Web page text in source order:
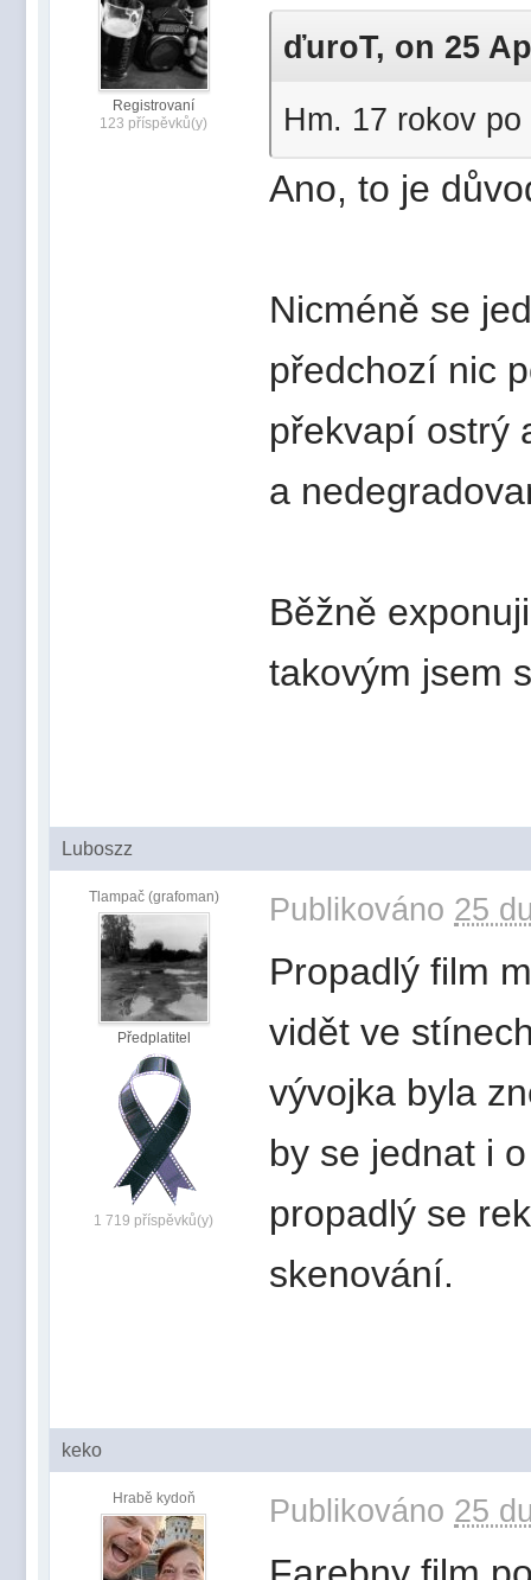
Registrovaní
123 příspěvků(y)
ďuroT, on 25
Hm. 17 rokov
Ano, to je
Nicméně se
předchozí nic
překvapí ostrý
a
Běžně
takovým jsem
Luboszz
Tlampač (grafoman)
Předplatitel
1 719 příspěvků(y)
Publikováno 25
Propadlý film
vidět ve
vývojka byla
by se jednat i
propadlý se
skenování.
keko
Hrabě kydoň Publikováno 25